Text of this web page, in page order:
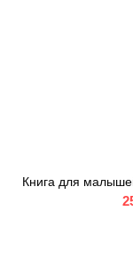
Книга для